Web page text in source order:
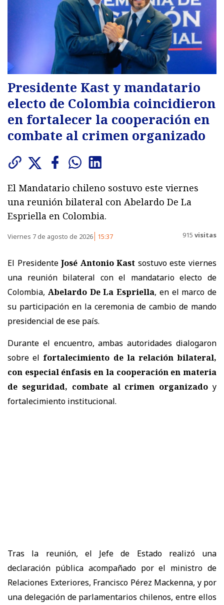
Presidente Kast y mandatario
electo de Colombia coincidieron
en fortalecer la cooperación en
combate al crimen organizado
El Mandatario chileno sostuvo este viernes
una reunión bilateral con Abelardo De La
Espriella en Colombia.
Viernes 7 de agosto de 2026 15:37 915 visitas
El PresidenteJosé Antonio Kast sostuvo este viernes
una reunión bilateral con el mandatario electo de
Colombia, Abelardo De La Espriella, en el marco de
su participación en la ceremonia de cambio de mando
presidencial de ese país.
Durante el encuentro, ambas autoridades dialogaron
sobre el fortalecimiento de la relación bilateral,
con especial énfasis en la cooperación en materia
de seguridad, combate al crimen organizado y
fortalecimiento institucional.
Tras la reunión, el Jefe de Estado realizó una
declaración pública acompañado por el ministro de
Relaciones Exteriores, Francisco Pérez Mackenna, y por
una delegación de parlamentarios chilenos, entre ellos